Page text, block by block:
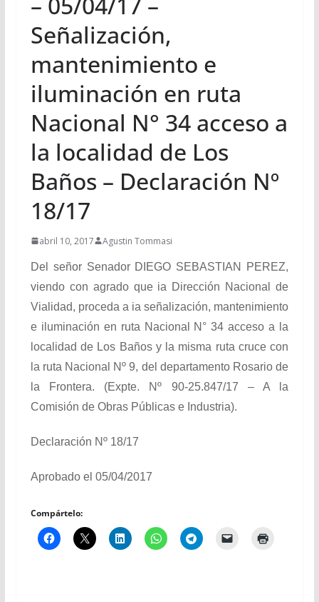
Señalización,
mantenimiento e
iluminación en ruta
Nacional N° 34 acceso a
la localidad de Los
Baños – Declaración Nº
18/17
abril 10, 2017 Agustin Tommasi
Del señor Senador DIEGO SEBASTIAN PEREZ,
viendo con agrado que ia Dirección Nacional de
Vialidad, proceda a ia señalización, mantenimiento
e iluminación en ruta Nacional N° 34 acceso a la
localidad de Los Baños y la misma ruta cruce con
la ruta Nacional Nº 9, del departamento Rosario de
la Frontera. (Expte. Nº 90-25.847/17 – A la
Comisión de Obras Públicas e Industria).
Declaración Nº 18/17
Aprobado el 05/04/2017
Compártelo: